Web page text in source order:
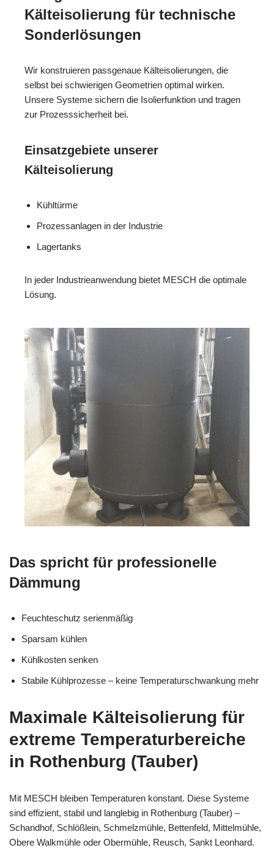
Kälteisolierung für technische
Sonderlösungen
Wir konstruieren passgenaue Kälteisolierungen, die
selbst bei schwierigen Geometrien optimal wirken.
Unsere Systeme sichern die Isolierfunktion und tragen
zur Prozesssicherheit bei.
Einsatzgebiete unserer
Kälteisolierung
Kühltürme
Prozessanlagen in der Industrie
Lagertanks
In jeder Industrieanwendung bietet MESCH die optimale
Lösung.
Das spricht für professionelle
Dämmung
Feuchteschutz serienmäßig
Sparsam kühlen
Kühlkosten senken
Stabile Kühlprozesse – keine Temperaturschwankung mehr
Maximale Kälteisolierung für
extreme Temperaturbereiche
in Rothenburg (Tauber)
Mit MESCH bleiben Temperaturen konstant. Diese Systeme
sind effizient, stabil und langlebig in Rothenburg (Tauber) –
Schandhof, Schlößlein, Schmelzmühle, Bettenfeld, Mittelmühle,
Obere Walkmühle oder Obermühle, Reusch, Sankt Leonhard.